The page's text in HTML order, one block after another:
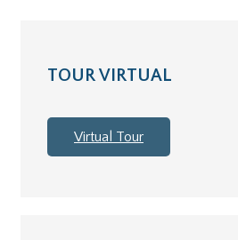
TOUR VIRTUAL
Virtual Tour